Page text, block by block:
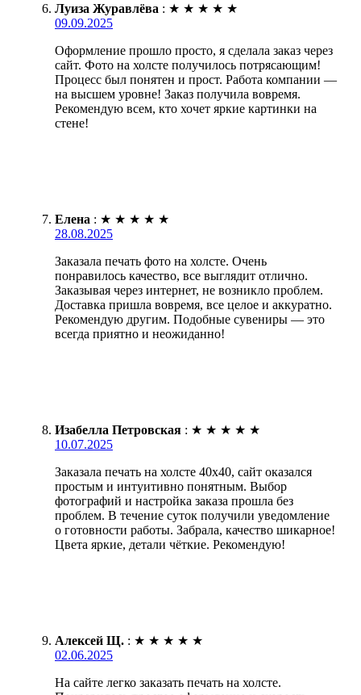
Луиза Журавлёва : ★ ★ ★ ★ ★
09.09.2025
Оформление прошло просто, я сделала заказ через
сайт. Фото на холсте получилось потрясающим!
Процесс был понятен и прост. Работа компании —
на высшем уровне! Заказ получила вовремя.
Рекомендую всем, кто хочет яркие картинки на
стене!
Елена : ★ ★ ★ ★ ★
28.08.2025
Заказала печать фото на холсте. Очень
понравилось качество, все выглядит отлично.
Заказывая через интернет, не возникло проблем.
Доставка пришла вовремя, все целое и аккуратно.
Рекомендую другим. Подобные сувениры — это
всегда приятно и неожиданно!
Изабелла Петровская : ★ ★ ★ ★ ★
10.07.2025
Заказала печать на холсте 40х40, сайт оказался
простым и интуитивно понятным. Выбор
фотографий и настройка заказа прошла без
проблем. В течение суток получили уведомление
о готовности работы. Забрала, качество шикарное!
Цвета яркие, детали чёткие. Рекомендую!
Алексей Щ. : ★ ★ ★ ★ ★
02.06.2025
На сайте легко заказать печать на холсте.